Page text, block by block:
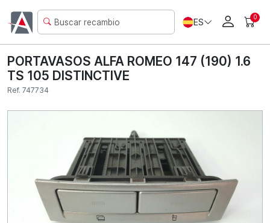
ES 0
PORTAVASOS ALFA ROMEO 147 (190) 1.6
TS 105 DISTINCTIVE
Ref. 747734